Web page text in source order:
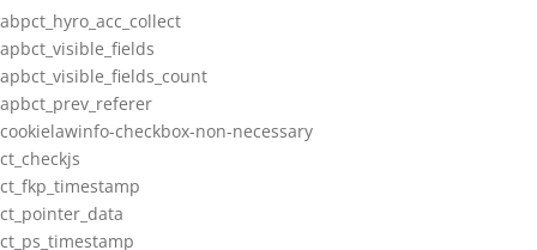
abpct_hyro_acc_collect
apbct_visible_fields
apbct_visible_fields_count
apbct_prev_referer
cookielawinfo-checkbox-non-necessary
ct_checkjs
ct_fkp_timestamp
ct_pointer_data
ct_ps_timestamp